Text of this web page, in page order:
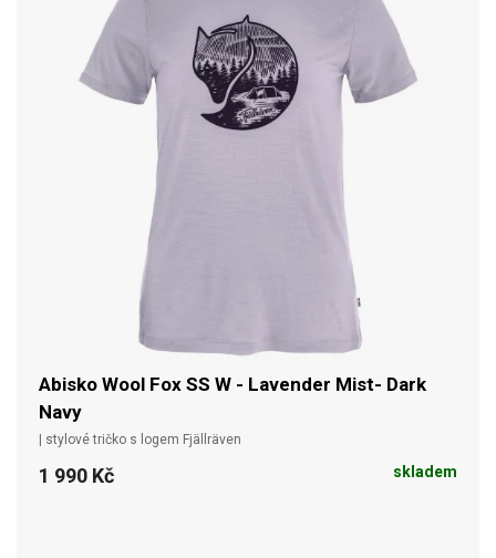
Abisko Wool Fox SS W - Lavender Mist- Dark
Navy
| stylové tričko s logem Fjällräven
1 990 Kč skladem